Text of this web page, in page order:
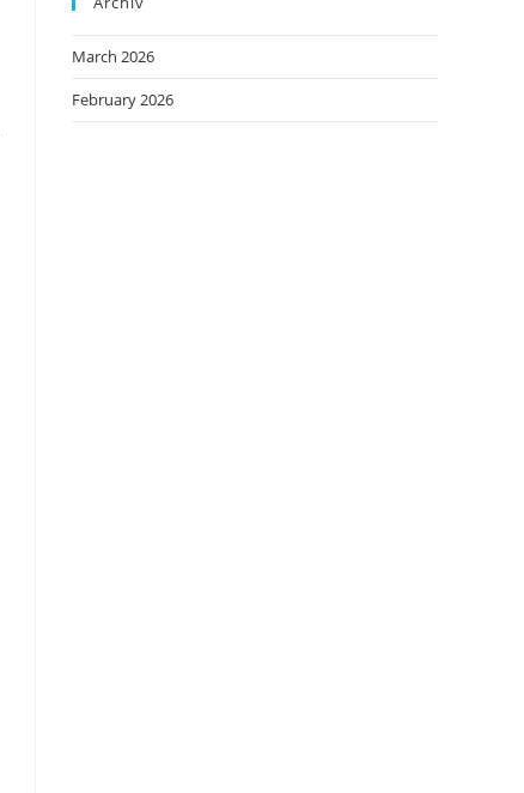
March 2026
February 2026